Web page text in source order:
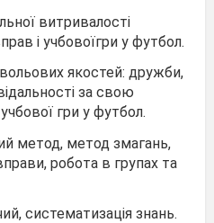
витривалості
і учбовоїгри у футбол.
якостей: дружби,
за свою
гри у футбол.
метод, метод змагань,
робота в групах та
систематизація знань.